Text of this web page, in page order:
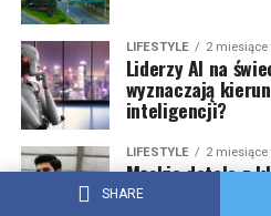
SHARE
LIFESTYLE 2 miesiące
Liderzy AI na
wyznaczają
inteligencji?
LIFESTYLE 2 miesiące
Męskie detale z
z kamieni